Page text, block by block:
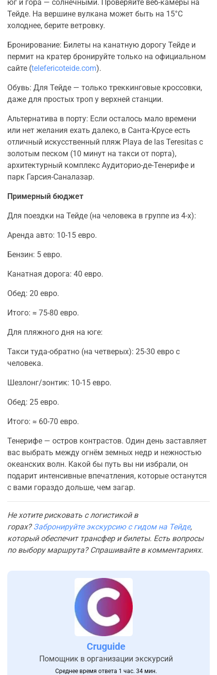
юг и гора — солнечными. Проверяйте веб-камеры на
Тейде. На вершине вулкана может быть на 15°C
холоднее, берите ветровку.
Бронирование: Билеты на канатную дорогу Тейде и
пермит на кратер бронируйте только на официальном
сайте (telefericoteide.com).
Обувь: Для Тейде — только треккинговые кроссовки,
даже для простых троп у верхней станции.
Альтернатива в порту: Если осталось мало времени
или нет желания ехать далеко, в Санта-Крусе есть
отличный искусственный пляж Playa de las Teresitas с
золотым песком (10 минут на такси от порта),
архитектурный комплекс Аудиторио-де-Тенерифе и
парк Гарсия-Саналазар.
Примерный бюджет
Для поездки на Тейде (на человека в группе из 4-х):
Аренда авто: 10-15 евро.
Бензин: 5 евро.
Канатная дорога: 40 евро.
Обед: 20 евро.
Итого: ≈ 75-80 евро.
Для пляжного дня на юге:
Такси туда-обратно (на четверых): 25-30 евро с
человека.
Шезлонг/зонтик: 10-15 евро.
Обед: 25 евро.
Итого: ≈ 60-70 евро.
Тенерифе — остров контрастов. Один день заставляет
вас выбрать между огнём земных недр и нежностью
океанских волн. Какой бы путь вы ни избрали, он
подарит интенсивные впечатления, которые останутся
с вами гораздо дольше, чем загар.
Не хотите рисковать с логистикой в
горах?Забронируйте экскурсию с гидом на Тейде,
который обеспечит трансфер и билеты. Есть вопросы
по выбору маршрута? Спрашивайте в комментариях.
Cruguide
Помощник в организации экскурсий
Среднее время ответа 1 час. 34 мин.